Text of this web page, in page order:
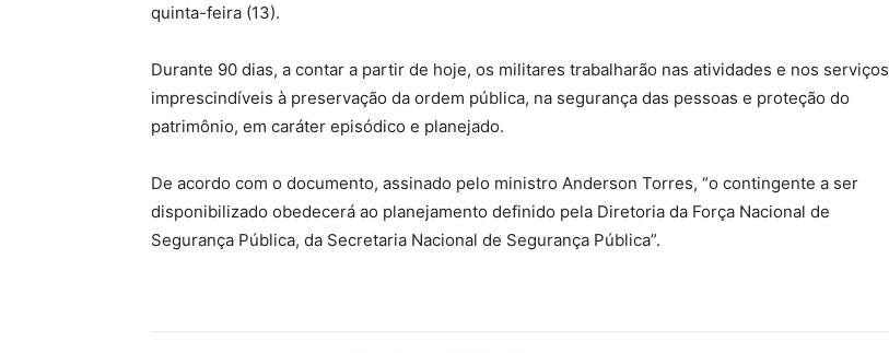
quinta-feira (13).
Durante 90 dias, a contar a partir de hoje, os militares trabalharão nas atividades e nos serviços
imprescindíveis à preservação da ordem pública, na segurança das pessoas e proteção do
patrimônio, em caráter episódico e planejado.
De acordo com o documento, assinado pelo ministro Anderson Torres, “o contingente a ser
disponibilizado obedecerá ao planejamento definido pela Diretoria da Força Nacional de
Segurança Pública, da Secretaria Nacional de Segurança Pública”.